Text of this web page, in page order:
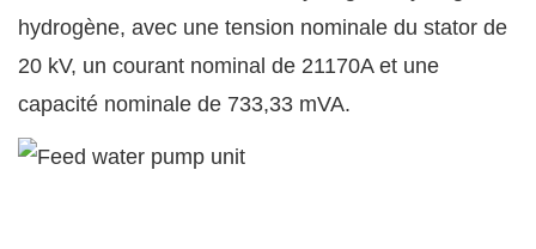
hydrogène, avec une tension nominale du stator de
20 kV, un courant nominal de 21170A et une
capacité nominale de 733,33 mVA.